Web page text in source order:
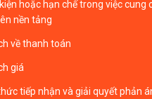
hoặc hạn chế trong việc cung
nền tảng
về thanh toán
giá
tiếp nhận và giải quyết phản